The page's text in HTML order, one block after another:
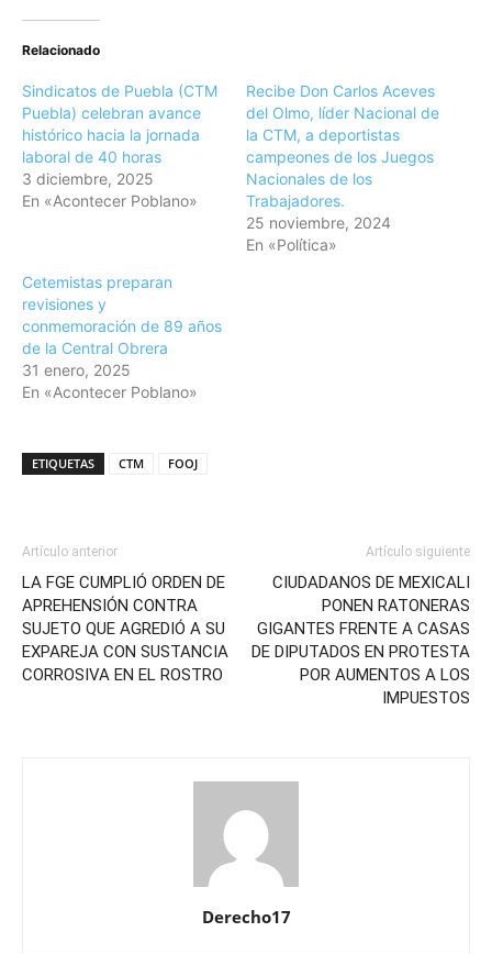
Relacionado
Sindicatos de Puebla (CTM
Puebla) celebran avance
histórico hacia la jornada
laboral de 40 horas
3 diciembre, 2025
En «Acontecer Poblano»
Recibe Don Carlos Aceves
del Olmo, líder Nacional de
la CTM, a deportistas
campeones de los Juegos
Nacionales de los
Trabajadores.
25 noviembre, 2024
En «Política»
Cetemistas preparan
revisiones y
conmemoración de 89 años
de la Central Obrera
31 enero, 2025
En «Acontecer Poblano»
ETIQUETAS CTM FOOJ
Artículo anterior
LA FGE CUMPLIÓ ORDEN DE
APREHENSIÓN CONTRA
SUJETO QUE AGREDIÓ A SU
EXPAREJA CON SUSTANCIA
CORROSIVA EN EL ROSTRO
Artículo siguiente
CIUDADANOS DE MEXICALI
PONEN RATONERAS
GIGANTES FRENTE A CASAS
DE DIPUTADOS EN PROTESTA
POR AUMENTOS A LOS
IMPUESTOS
Derecho17